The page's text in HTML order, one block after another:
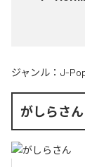
ジャンル： J-
がしらさん